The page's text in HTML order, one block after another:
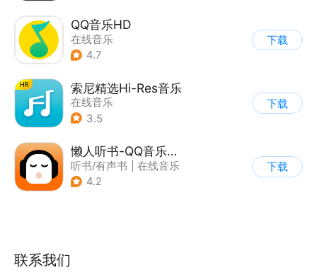
QQ音乐HD
在线音乐
4.7
下载
索尼精选Hi-Res音乐
在线音乐
3.5
下载
懒人听书-QQ音乐听书版
听书/有声书
在线音乐
4.2
下载
联系我们